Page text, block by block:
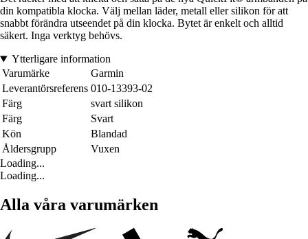
din kompatibla klocka. Välj mellan läder, metall eller silikon för att
snabbt förändra utseendet på din klocka. Bytet är enkelt och alltid
säkert. Inga verktyg behövs.
Ytterligare information
Varumärke
Garmin
Leverantörsreferens 010-13393-02
Färg
svart silikon
Färg
Svart
Kön
Blandad
Åldersgrupp
Vuxen
Loading...
Loading...
Alla våra varumärken